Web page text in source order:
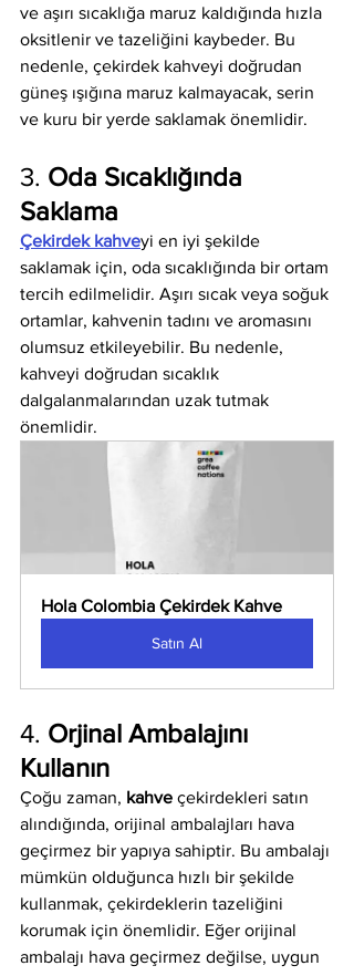
ve aşırı sıcaklığa maruz kaldığında hızla
oksitlenir ve tazeliğini kaybeder. Bu
nedenle, çekirdek kahveyi doğrudan
güneş ışığına maruz kalmayacak, serin
ve kuru bir yerde saklamak önemlidir.
3. Oda Sıcaklığında
Saklama
Çekirdek kahveyi en iyi şekilde
saklamak için, oda sıcaklığında bir ortam
tercih edilmelidir. Aşırı sıcak veya soğuk
ortamlar, kahvenin tadını ve aromasını
olumsuz etkileyebilir. Bu nedenle,
kahveyi doğrudan sıcaklık
dalgalanmalarından uzak tutmak
önemlidir.
Hola Colombia Çekirdek Kahve
Satın Al
4. Orjinal Ambalajını
Kullanın
Çoğu zaman, kahve çekirdekleri satın
alındığında, orijinal ambalajları hava
geçirmez bir yapıya sahiptir. Bu ambalajı
mümkün olduğunca hızlı bir şekilde
kullanmak, çekirdeklerin tazeliğini
korumak için önemlidir. Eğer orijinal
ambalajı hava geçirmez değilse, uygun